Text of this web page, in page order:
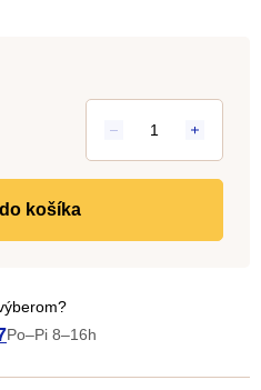
cena:
do košíka
Po–Pi 8–16h